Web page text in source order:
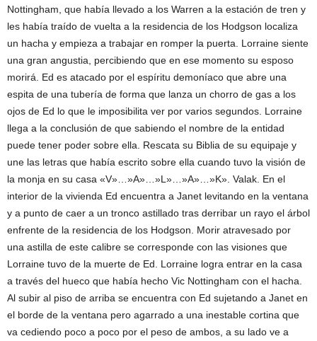
Nottingham, que había llevado a los Warren a la estación de tren y
les había traído de vuelta a la residencia de los Hodgson localiza
un hacha y empieza a trabajar en romper la puerta. Lorraine siente
una gran angustia, percibiendo que en ese momento su esposo
morirá. Ed es atacado por el espíritu demoníaco que abre una
espita de una tubería de forma que lanza un chorro de gas a los
ojos de Ed lo que le imposibilita ver por varios segundos. Lorraine
llega a la conclusión de que sabiendo el nombre de la entidad
puede tener poder sobre ella. Rescata su Biblia de su equipaje y
une las letras que había escrito sobre ella cuando tuvo la visión de
la monja en su casa «V»…»A»…»L»…»A»…»K». Valak. En el
interior de la vivienda Ed encuentra a Janet levitando en la ventana
y a punto de caer a un tronco astillado tras derribar un rayo el árbol
enfrente de la residencia de los Hodgson. Morir atravesado por
una astilla de este calibre se corresponde con las visiones que
Lorraine tuvo de la muerte de Ed. Lorraine logra entrar en la casa
a través del hueco que había hecho Vic Nottingham con el hacha.
Al subir al piso de arriba se encuentra con Ed sujetando a Janet en
el borde de la ventana pero agarrado a una inestable cortina que
va cediendo poco a poco por el peso de ambos, a su lado ve a